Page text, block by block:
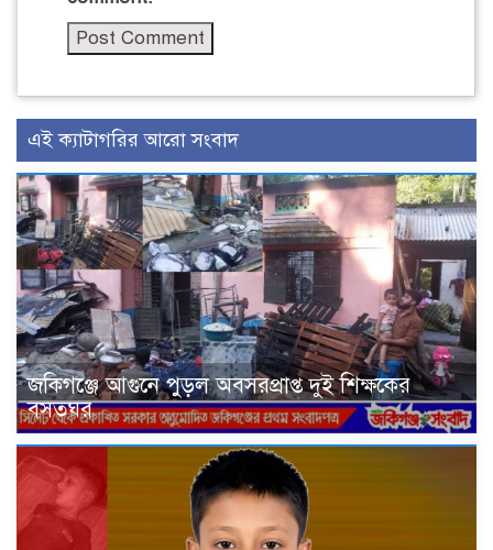
এই ক্যাটাগরির আরো সংবাদ
জকিগঞ্জে আগুনে পুড়ল অবসরপ্রাপ্ত দুই শিক্ষকের
বসতঘর